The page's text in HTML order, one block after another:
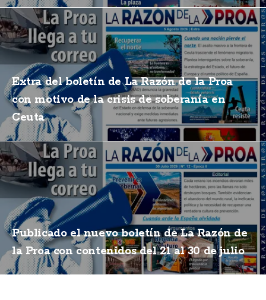
Extra del boletín de La Razón de la Proa
con motivo de la crisis de soberanía en
Ceuta
Publicado el nuevo boletín de La Razón de
la Proa con contenidos del 21 al 30 de julio